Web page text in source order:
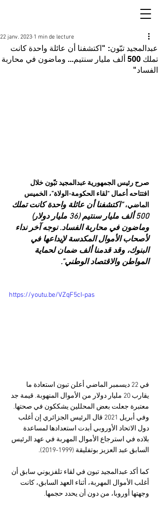
عبدالمجيد تبّون: "اكتشفنا أن عائلة واحدة كانت
تملك 500 ألف مليار سنتيم... وماضون في محاربة
الفساد"
22 janv. 2023 1 min de lecture
صرح رئيس الجمهورية عبدالمجيد تبّون خلال
افتتاحه أعمال “لقاء الحكومة-الولاة”، الخميس
الماضي، “اكتشفنا أن عائلة واحدة كانت تملك
500 ألف مليار سنتيم (36 مليار دولار)
وماضون في محاربة الفساد. نوجه آخر نداء
لأصحاب الأموال المكدسة لإيداعها في
البنوك، وقد قدمنا ألف ضمان لحماية
المواطن والاقتصاد الوطني”.
https://youtu.be/VZqF5cI-pas
في 22 ديسمبر الماضي أعلن تبون استعادة ما
يقارب 20 مليار دولار من الأموال ‏المنهوبة. قيمة جد
معتبرة جعلت بعض المحللين يشككون في صحتها.
وفي أبريل 2021 قال الرئيس الجزائري إن أغلب
دول الاتحاد الأوروبي أبدت استعدادها لمساعدة
بلاده في استرجاع الأموال المهربة في عهد الرئيس
السابق عبد العزيز بوتفليقة (1999-2019).
كما أكد عبدالمجيد تبون في لقاء تلفزيوني سابق أن
أغلب الأموال المهربة، أثناء العهد السابق، كانت
وجهتها أوروبا، من دون أن يحدد حجمها.